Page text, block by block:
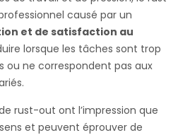
causé par un
et de satisfaction au
lorsque les tâches sont trop
ou ne correspondent pas aux
rust-out ont l’impression que
et peuvent éprouver de